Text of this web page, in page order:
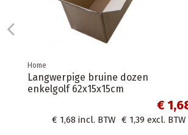
Home
Ondoorzichtige plastic envelop /
Webshopzakken / Verzendzakken
€ 9,67